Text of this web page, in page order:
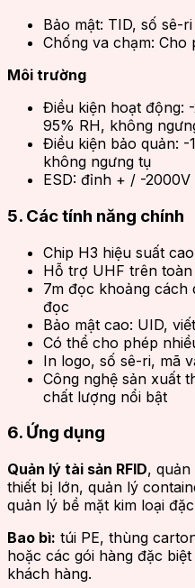
Bảo mật: TID, số sê-
Chống va chạm: Cho
Môi trường
Điều kiện hoạt động:
95% RH, không
Điều kiện bảo quản: -
không ngưng tụ
ESD: đỉnh + / -2000V
5. Các tính năng chính
Chip H3 hiệu suất cao
Hỗ trợ UHF trên toàn
7m đọc khoảng cách
đọc
Bảo mật cao: UID,
Có thể cho phép
In logo, số sê-ri, mã
Công nghệ sản xuất
chất lượng nổi bật
6. Ứng dụng
Quản lý tài sản RFID,
thiết bị lớn, quản lý
quản lý bề mặt kim loại
Bao bì: túi PE, thùng
hoặc các gói hàng đặc
khách hàng.